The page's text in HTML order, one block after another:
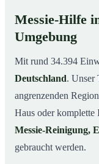
Messie-Hilfe
Umgebung
Mit rund 34.394
Deutschland. Unser
angrenzenden
Haus oder
Messie-Reinigung,
gebraucht werden.